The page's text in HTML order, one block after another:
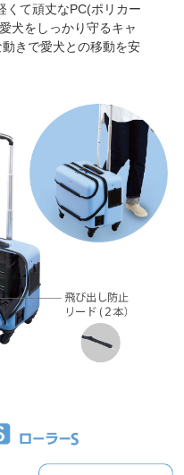
くて頑丈なPC(ポリカー
犬をしっかり守るキャ
きで愛犬との移動を安